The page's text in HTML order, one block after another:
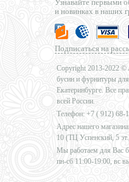
Узнавайте первыми
и новинках в наших
Подписаться на
Copyright 2013-2022 ©
бусин и фурнитуры
Екатеринбурге. Все
всей России.
Телефон: +7 ( 912) 68-
Адрес нашего
10 (ТЦ Успенский, 5
Мы работаем для Вас
пн-сб 11:00-19:00, вс